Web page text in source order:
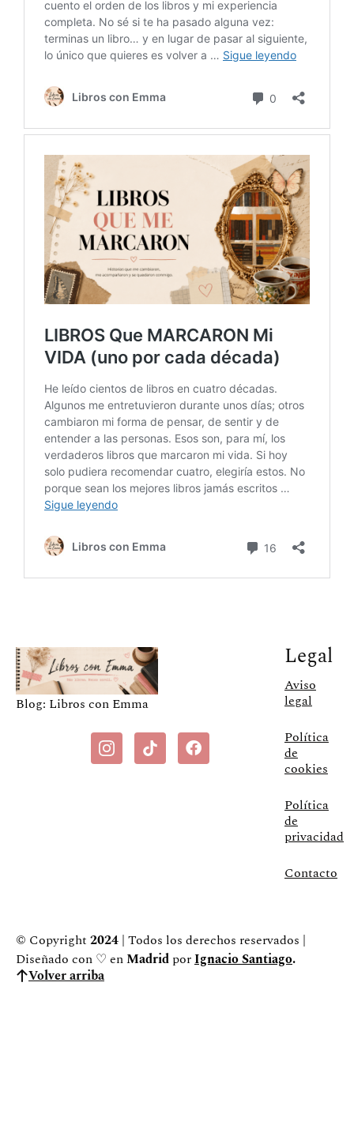
Blog: Libros con Emma
Legal
Aviso
legal
Política
de
cookies
Política
de
privacidad
Contacto
© Copyright 2024 | Todos los derechos reservados |
Diseñado con ♡ enMadrid porIgnacio Santiago.
Volver arriba